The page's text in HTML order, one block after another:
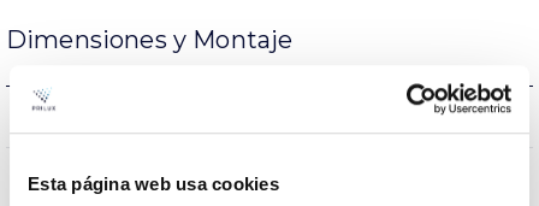
Esta página web usa cookies
Dimensiones y Montaje
Empalmable